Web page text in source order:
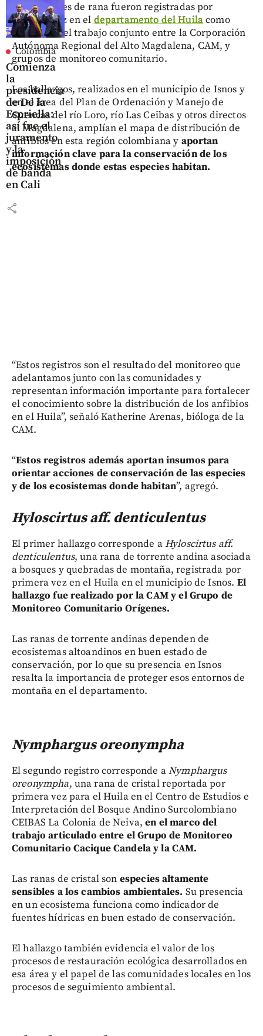
Colombia
Comienza
la
presidencia
de De la
Espriella:
así fue el
juramento
y la
imposición
de banda
en Cali
share
Tres especies de rana fueron registradas por
primera vez en el departamento del Huilacomo
resultado del trabajo conjunto entre la Corporación
Autónoma Regional del Alto Magdalena, CAM, y
grupos de monitoreo comunitario.
Los hallazgos, realizados en el municipio de Isnos y
en el área del Plan de Ordenación y Manejo de
Cuencas del río Loro, río Las Ceibas y otros directos
al Magdalena, amplían el mapa de distribución de
anfibios en esta región colombiana y aportan
información clave para la conservación de los
ecosistemas donde estas especies habitan.
“Estos registros son el resultado del monitoreo que
adelantamos junto con las comunidades y
representan información importante para fortalecer
el conocimiento sobre la distribución de los anfibios
en el Huila”, señaló Katherine Arenas, bióloga de la
CAM.
“Estos registros además aportan insumos para
orientar acciones de conservación de las especies
y de los ecosistemas donde habitan”, agregó.
Hyloscirtus aff. denticulentus
El primer hallazgo corresponde aHyloscirtus aff.
denticulentus, una rana de torrente andina asociada
a bosques y quebradas de montaña, registrada por
primera vez en el Huila en el municipio de Isnos. El
hallazgo fue realizado por la CAM y el Grupo de
Monitoreo Comunitario Orígenes.
Las ranas de torrente andinas dependen de
ecosistemas altoandinos en buen estado de
conservación, por lo que su presencia en Isnos
resalta la importancia de proteger esos entornos de
montaña en el departamento.
Nymphargus oreonympha
El segundo registro corresponde aNymphargus
oreonympha, una rana de cristal reportada por
primera vez para el Huila en el Centro de Estudios e
Interpretación del Bosque Andino Surcolombiano
CEIBAS La Colonia de Neiva,en el marco del
trabajo articulado entre el Grupo de Monitoreo
Comunitario Cacique Candela y la CAM.
Las ranas de cristal son especies altamente
sensibles a los cambios ambientales. Su presencia
en un ecosistema funciona como indicador de
fuentes hídricas en buen estado de conservación.
El hallazgo también evidencia el valor de los
procesos de restauración ecológica desarrollados en
esa área y el papel de las comunidades locales en los
procesos de seguimiento ambiental.